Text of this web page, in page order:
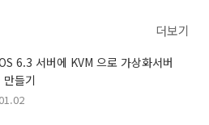
더보기
6.3 서버에 KVM 으로 가상화서버
만들기